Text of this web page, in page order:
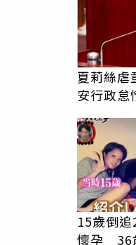
夏莉絲
安行政怠
15歲倒
懷孕 36